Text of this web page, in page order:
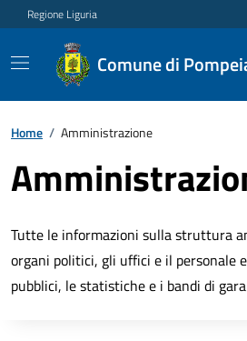
Regione Liguria
Comune di
Home / Amministrazione
Tutte le informazioni sulla struttura
organi politici, gli uffici e il personale
pubblici, le statistiche e i bandi di